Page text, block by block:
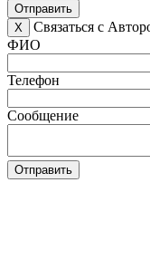
Отправить
X
Связаться с
ФИО
Телефон
Сообщение
Отправить